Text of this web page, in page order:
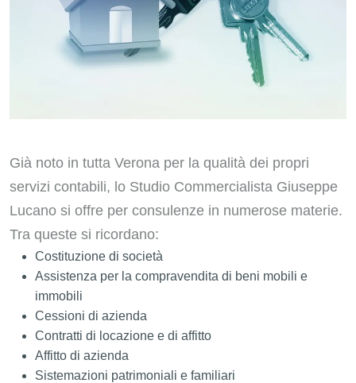
Già noto in tutta Verona per la qualità dei propri
servizi contabili, lo Studio Commercialista Giuseppe
Lucano si offre per consulenze in numerose materie.
Tra queste si ricordano:
Costituzione di società
Assistenza per la compravendita di beni mobili e
immobili
Cessioni di azienda
Contratti di locazione e di affitto
Affitto di azienda
Sistemazioni patrimoniali e familiari